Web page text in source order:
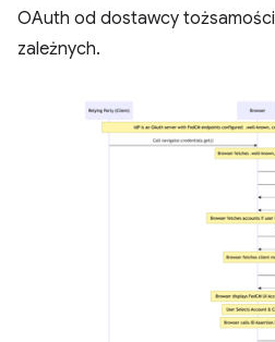
OAuth od dostawcy
zależnych.